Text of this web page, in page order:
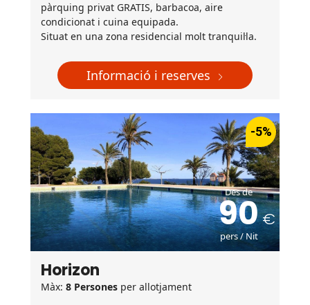
pàrquing privat GRATIS, barbacoa, aire
condicionat i cuina equipada.
Situat en una zona residencial molt tranquil·la.
Informació i reserves
-5%
Des de
90
pers / Nit
Horizon
Màx: 8 Persones per allotjament